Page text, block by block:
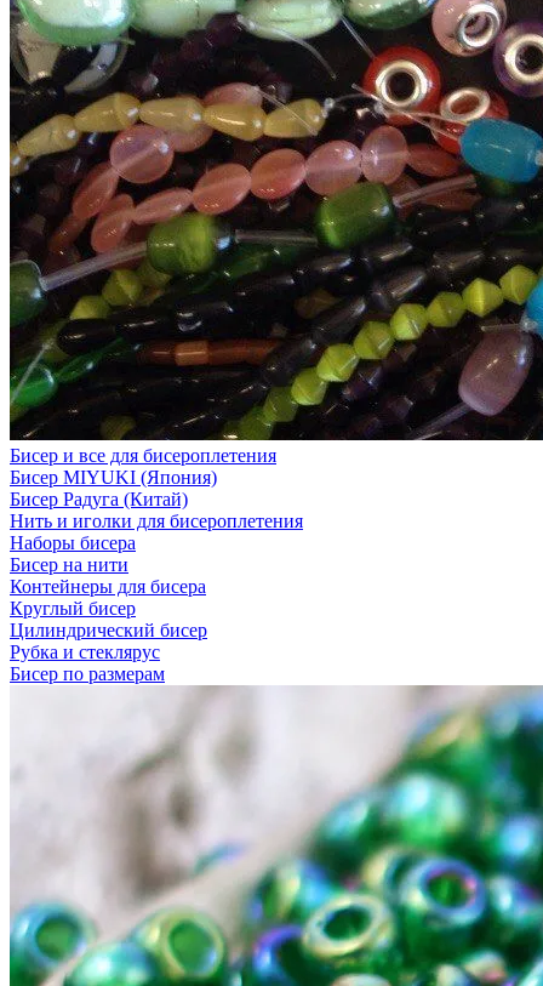
Бисер и все для бисероплетения
Бисер MIYUKI (Япония)
Бисер Радуга (Китай)
Нить и иголки для бисероплетения
Наборы бисера
Бисер на нити
Контейнеры для бисера
Круглый бисер
Цилиндрический бисер
Рубка и стеклярус
Бисер по размерам